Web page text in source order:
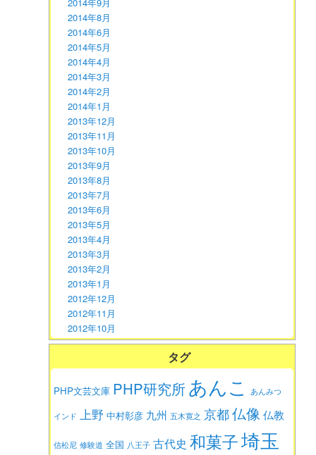
2014年8月
2014年6月
2014年5月
2014年4月
2014年3月
2014年2月
2014年1月
2013年12月
2013年11月
2013年10月
2013年9月
2013年8月
2013年7月
2013年6月
2013年5月
2013年4月
2013年3月
2013年2月
2013年1月
2012年12月
2012年11月
2012年10月
タグ
PHP文芸文庫 PHP研究所あんこ あんみつ
インド 上野 中村彰彦 九州 五木寛之 京都仏像 仏教
信松尼 修験道 全国 八王子 古代史 和菓子埼玉